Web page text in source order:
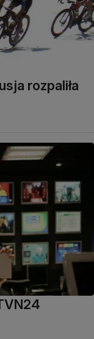
rozpaliła